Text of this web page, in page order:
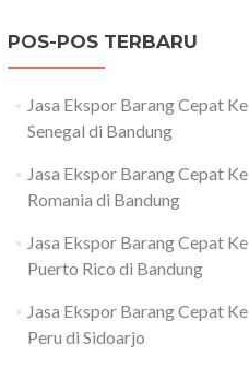
POS-POS TERBARU
Jasa Ekspor Barang Cepat Ke
Senegal di Bandung
Jasa Ekspor Barang Cepat Ke
Romania di Bandung
Jasa Ekspor Barang Cepat Ke
Puerto Rico di Bandung
Jasa Ekspor Barang Cepat Ke
Peru di Sidoarjo